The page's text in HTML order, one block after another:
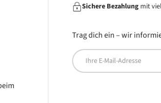
Sichere Bezahlung mit
Trag dich ein – wir
E-Mail